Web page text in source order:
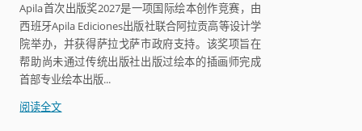
Apila首次出版奖2027是一项国际绘本创作竞赛，由
西班牙Apila Ediciones出版社联合阿拉贡高等设计学
院举办，并获得萨拉戈萨市政府支持。该奖项旨在
帮助尚未通过传统出版社出版过绘本的插画师完成
首部专业绘本出版...
阅读全文2027